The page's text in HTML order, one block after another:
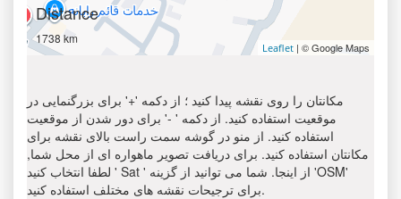
Distance
1738 km
Leaflet | © Google Maps
مکانتان را روی نقشه پیدا کنید ؛ از دکمه '+' برای بزرگنمایی در
موقعیت استفاده کنید. از دکمه ' -' برای دور شدن از موقعیت
استفاده کنید. از منو در گوشه سمت راست بالای نقشه برای
مکانتان استفاده کنید. برای دریافت تصویر ماهواره ای از محل شما,
لطفا انتخاب کنید ' Sat ' از اینجا. شما می توانید از گزینه 'OSM'
برای ترجیحات نقشه های مختلف استفاده کنید.